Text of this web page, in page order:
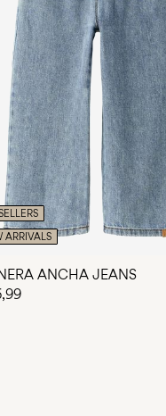
devoluciones y cambios
ARRIVALS
ANCHA JEANS